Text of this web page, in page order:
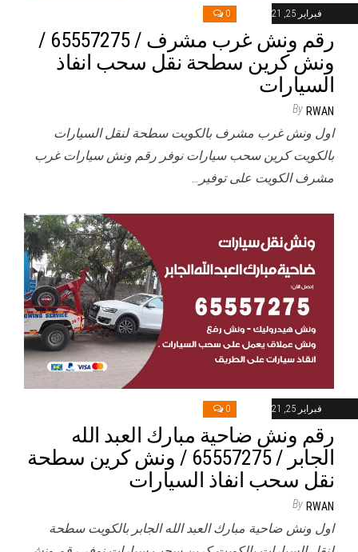
فبراير 25, 2021 0
رقم ونش غرب مشرف / 65557275 /
ونش كرين سطحة نقل سحب انفاذ
السيارات
By RWAN
اول ونش غرب مشرف بالكويت سطحة لنقل السيارات
بالكويت كرين سحب سيارات نوفر رقم ونش سيارات غرب
مشرف الكويت على توفير…
فبراير 25, 2021 0
رقم ونش ضاحية مبارك العبد الله
الجابر / 65557275 / ونش كرين سطحة
نقل سحب انفاذ السيارات
By RWAN
اول ونش ضاحية مبارك العبد الله الجابر بالكويت سطحة